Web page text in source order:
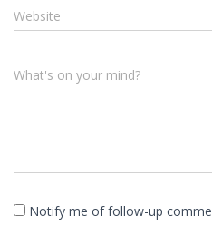
Website
What's on your mind?
Notify me of follow-up